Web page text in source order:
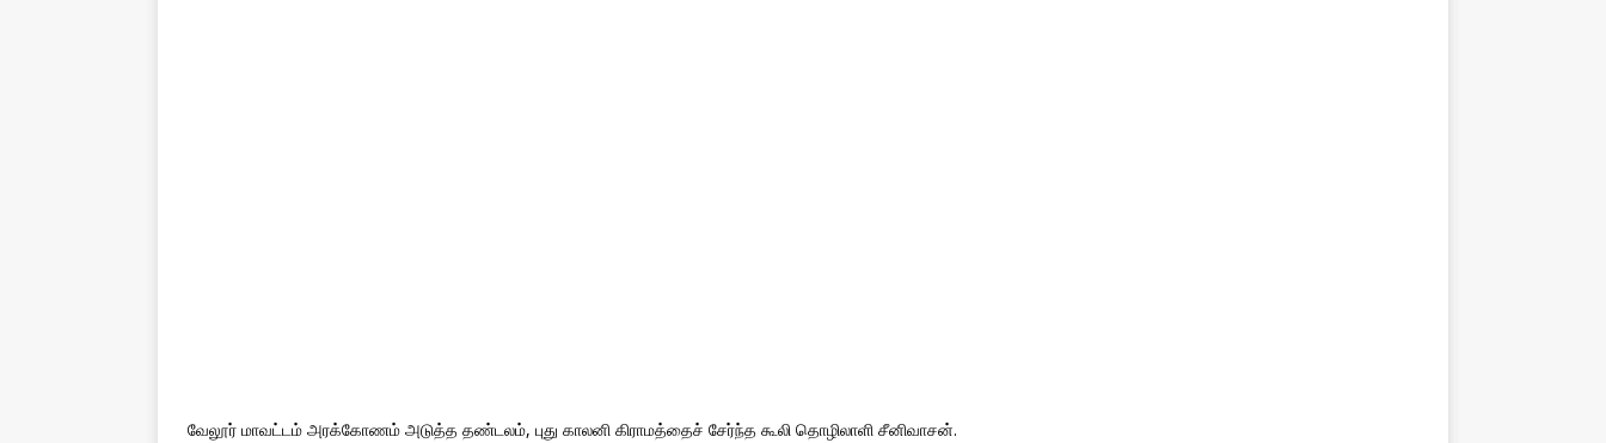
வேலூர் மாவட்டம் அரக்கோணம் அடுத்த தண்டலம், புது காலனி கிராமத்தைச் சேர்ந்த கூலி தொழிலாளி சீனிவாசன்.